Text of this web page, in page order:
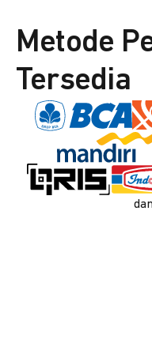
Metode
Tersedia